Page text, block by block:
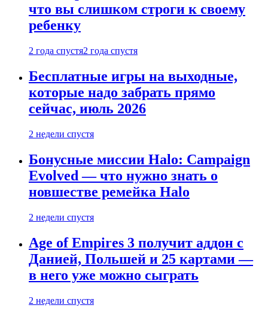
что вы слишком строги к своему
ребенку
2 года спустя2 года спустя
Бесплатные игры на выходные,
которые надо забрать прямо
сейчас, июль 2026
2 недели спустя
Бонусные миссии Halo: Campaign
Evolved — что нужно знать о
новшестве ремейка Halo
2 недели спустя
Age of Empires 3 получит аддон с
Данией, Польшей и 25 картами —
в него уже можно сыграть
2 недели спустя